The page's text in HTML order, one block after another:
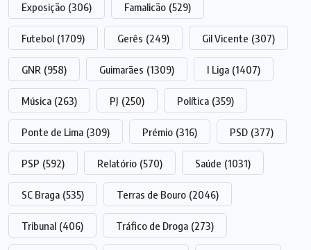
Exposição (306) Famalicão (529)
Futebol (1709) Gerês (249) Gil Vicente (307)
GNR (958) Guimarães (1309) I Liga (1407)
Música (263) PJ (250) Política (359)
Ponte de Lima (309) Prémio (316) PSD (377)
PSP (592) Relatório (570) Saúde (1031)
SC Braga (535) Terras de Bouro (2046)
Tribunal (406) Tráfico de Droga (273)